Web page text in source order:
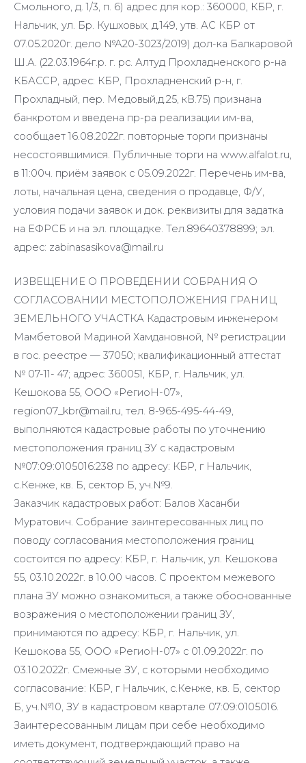
Смольного, д. 1/3, п. 6) адрес для кор.: 360000, КБР, г.
Нальчик, ул. Бр. Кушховых, д.149, утв. АС КБР от
07.05.2020г. дело №А20-3023/2019) дол-ка Балкаровой
Ш.А. (22.03.1964г.р. г. рс. Алтуд Прохладненского р-на
КБАССР, адрес: КБР, Прохладненский р-н, г.
Прохладный, пер. Медовый,д.25, кВ.75) признана
банкротом и введена пр-ра реализации им-ва,
сообщает 16.08.2022г. повторные торги признаны
несостоявшимися. Публичные торги на www.alfalot.ru,
в 11:00ч. приём заявок с 05.09.2022г. Перечень им-ва,
лоты, начальная цена, сведения о продавце, Ф/У,
условия подачи заявок и док. реквизиты для задатка
на ЕФРСБ и на эл. площадке. Тел.89640378899; эл.
адрес: zabinasasikova@mail.ru
ИЗВЕЩЕНИЕ О ПРОВЕДЕНИИ СОБРАНИЯ О
СОГЛАСОВАНИИ МЕСТОПОЛОЖЕНИЯ ГРАНИЦ
ЗЕМЕЛЬНОГО УЧАСТКА Кадастровым инженером
Мамбетовой Мадиной Хамдановной, № регистрации
в гос. реестре — 37050; квалификационный аттестат
№ 07-11- 47; адрес: 360051, КБР, г. Нальчик, ул.
Кешокова 55, ООО «РегиоН-07»,
region07_kbr@mail.ru, тел. 8-965-495-44-49,
выполняются кадастровые работы по уточнению
местоположения границ ЗУ с кадастровым
№07:09:0105016:238 по адресу: КБР, г Нальчик,
с.Кенже, кв. Б, сектор Б, уч.№9.
Заказчик кадастровых работ: Балов Хасанби
Муратович. Собрание заинтересованных лиц по
поводу согласования местоположения границ
состоится по адресу: КБР, г. Нальчик, ул. Кешокова
55, 03.10.2022г. в 10.00 часов. С проектом межевого
плана ЗУ можно ознакомиться, а также обоснованные
возражения о местоположении границ ЗУ,
принимаются по адресу: КБР, г. Нальчик, ул.
Кешокова 55, ООО «РегиоН-07» с 01.09.2022г. по
03.10.2022г. Смежные ЗУ, с которыми необходимо
согласование: КБР, г Нальчик, с.Кенже, кв. Б, сектор
Б, уч.№10, ЗУ в кадастровом квартале 07:09:0105016.
Заинтересованным лицам при себе необходимо
иметь документ, подтверждающий право на